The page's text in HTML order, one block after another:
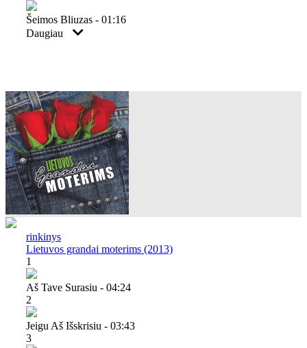
Šeimos Bliuzas - 01:16
Daugiau
rinkinys
Lietuvos grandai moterims (2013)
1
Aš Tave Surasiu - 04:24
2
Jeigu Aš Išskrisiu - 03:43
3